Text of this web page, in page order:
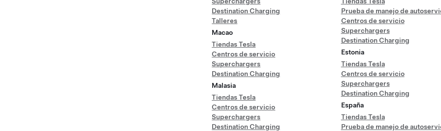
Destination Charging
Talleres
Macao
Tiendas Tesla
Centros de servicio
Superchargers
Destination Charging
Malasia
Tiendas Tesla
Centros de servicio
Superchargers
Destination Charging
Prueba de manejo de
Centros de servicio
Superchargers
Destination Charging
Estonia
Tiendas Tesla
Centros de servicio
Superchargers
Destination Charging
España
Tiendas Tesla
Prueba de manejo de